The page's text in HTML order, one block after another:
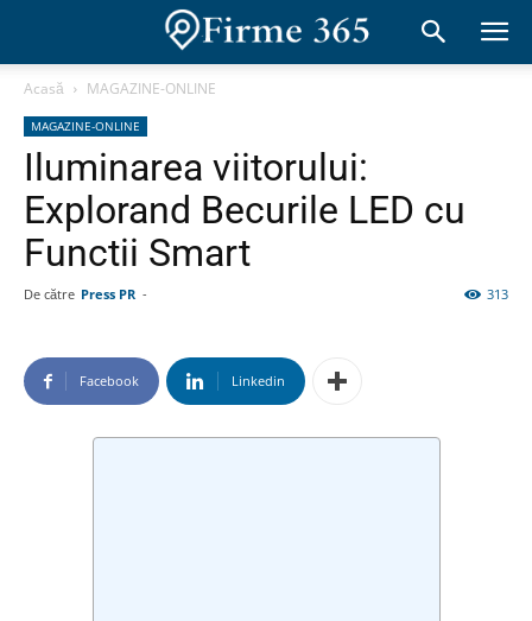
Acasă MAGAZINE-ONLINE
MAGAZINE-ONLINE
Iluminarea viitorului:
Explorand Becurile LED cu
Functii Smart
De către Press PR - 313
Facebook Linkedin